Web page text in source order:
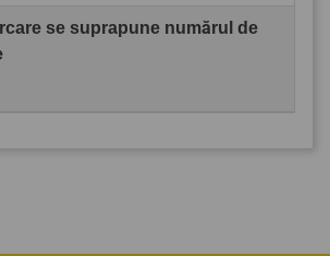
se suprapune numărul de